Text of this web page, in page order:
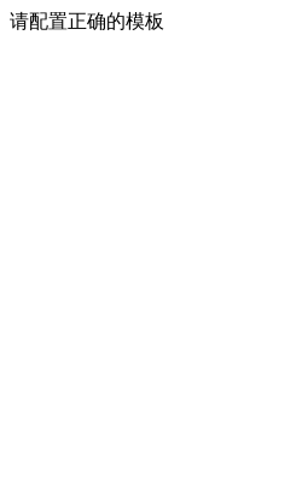
请配置正确的模板